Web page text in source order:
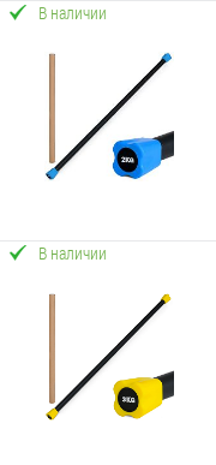
В наличии
В наличии